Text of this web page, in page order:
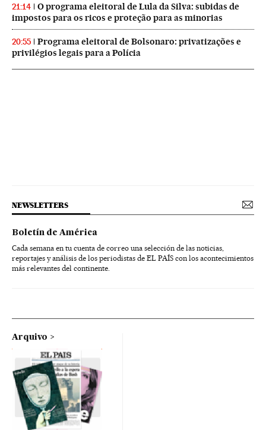
21:14
O programa eleitoral de Lula da Silva: subidas de
impostos para os ricos e proteção para as minorias
20:55
Programa eleitoral de Bolsonaro: privatizações e
privilégios legais para a Polícia
NEWSLETTERS
Boletín de América
Cada semana en tu cuenta de correo una selección de las noticias,
reportajes y análisis de los periodistas de EL PAÍS con los acontecimientos
más relevantes del continente.
Arquivo